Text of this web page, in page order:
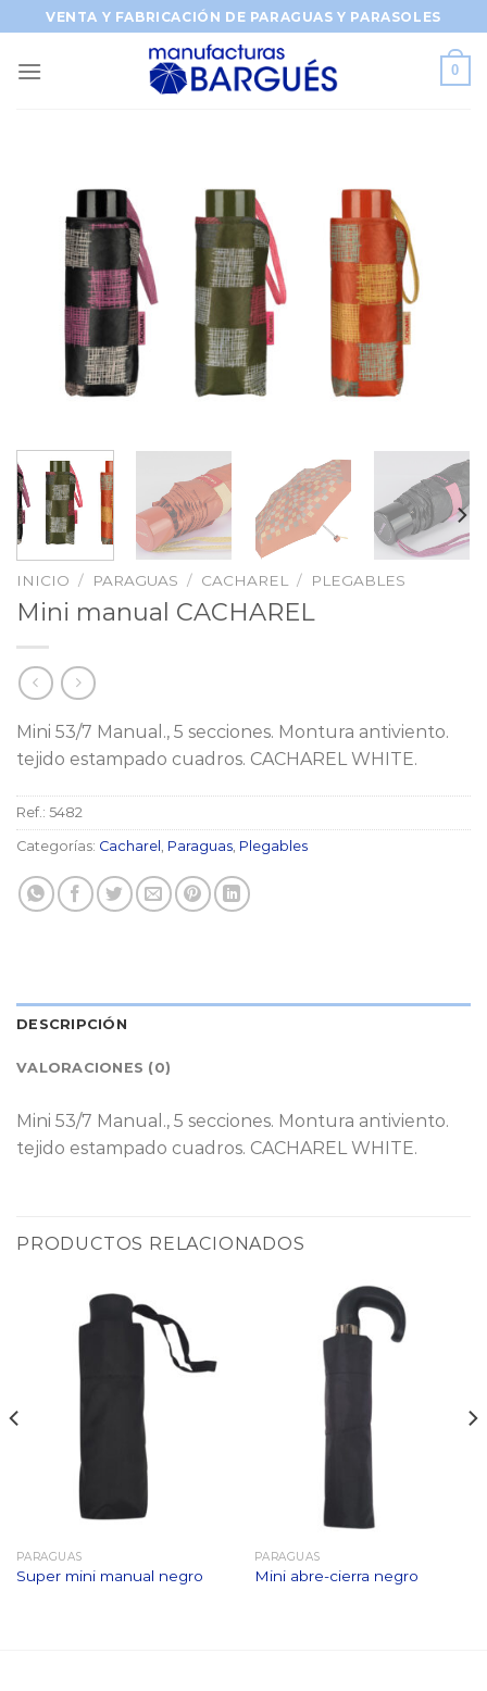
Saltar
al
contenido
VENTA Y FABRICACIÓN DE PARAGUAS Y PARASOLES
0
INICIO / PARAGUAS / CACHAREL / PLEGABLES
Mini manual CACHAREL
Mini 53/7 Manual., 5 secciones. Montura antiviento.
tejido estampado cuadros. CACHAREL WHITE.
Ref.: 5482
Categorías: Cacharel Paraguas Plegables
DESCRIPCIÓN
VALORACIONES (0)
Mini 53/7 Manual., 5 secciones. Montura antiviento.
tejido estampado cuadros. CACHAREL WHITE.
PRODUCTOS RELACIONADOS
PARAGUAS
Super mini manual negro
PARAGUAS
Mini abre-cierra negro